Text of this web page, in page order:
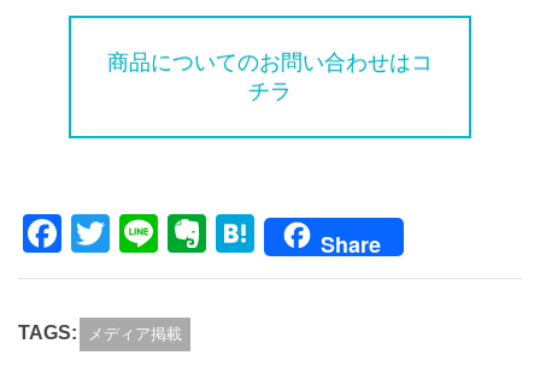
商品についてのお問い合わせはコ
チラ
Facebook
TwitterLineEvernote
Hatena
Share
TAGS: メディア掲載